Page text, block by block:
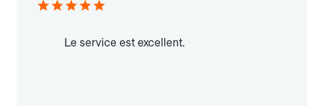
Le service est excellent.